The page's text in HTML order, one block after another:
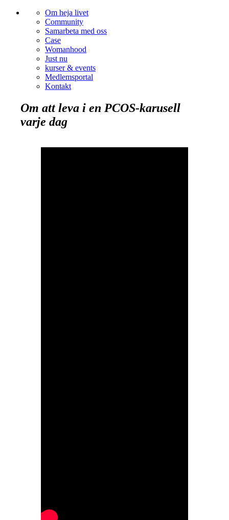
Om heja livet
Community
Samarbeta med oss
Case
Womanhood
Just nu
kurser & events
Medlemsportal
Kontakt
Om att leva i en PCOS-karusell
varje dag